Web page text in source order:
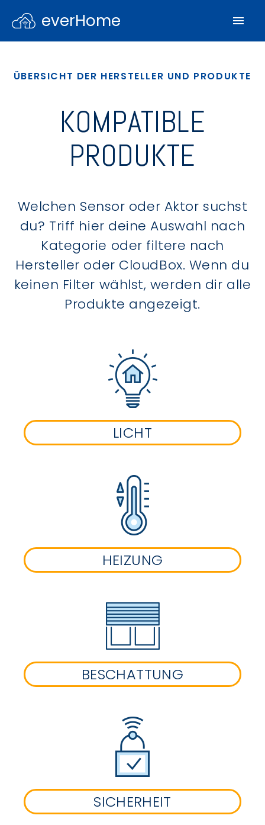
everHome
ÜBERSICHT DER HERSTELLER UND PRODUKTE
KOMPATIBLE
PRODUKTE
Welchen Sensor oder Aktor suchst
du? Triff hier deine Auswahl nach
Kategorie oder filtere nach
Hersteller oder CloudBox. Wenn du
keinen Filter wählst, werden dir alle
Produkte angezeigt.
LICHT
HEIZUNG
BESCHATTUNG
SICHERHEIT